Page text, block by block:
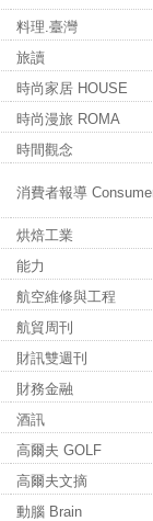
料理.臺灣
旅讀
時尚家居 HOUSE
時尚漫旅 ROMA
時間觀念
消費者報導
烘焙工業
能力
航空維修與工程
航貿周刊
財訊雙週刊
財務金融
酒訊
高爾夫 GOLF
高爾夫文摘
動腦 Brain